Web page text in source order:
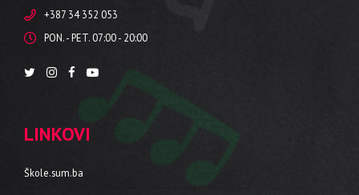
+387 34 352 053
PON. - PET. 07:00 - 20:00
LINKOVI
Škole.sum.ba